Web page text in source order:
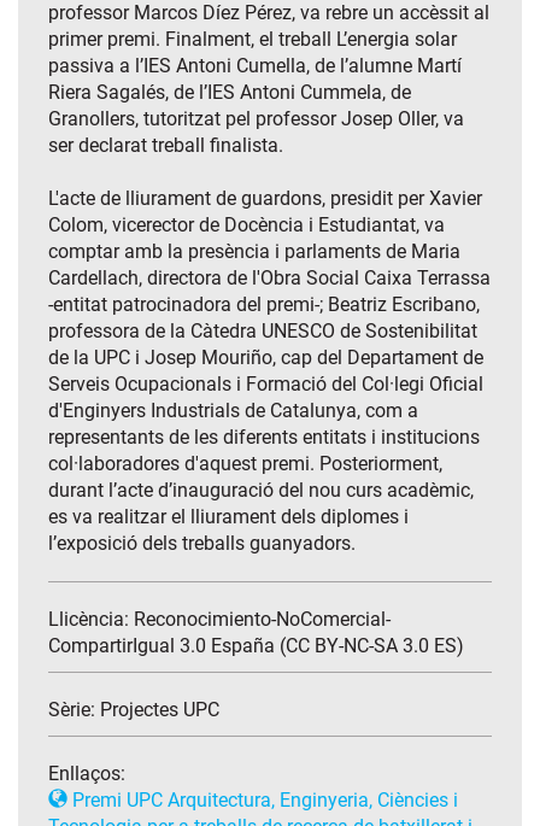
professor Marcos Díez Pérez, va rebre un accèssit al
primer premi. Finalment, el treball L’energia solar
passiva a l’IES Antoni Cumella, de l’alumne Martí
Riera Sagalés, de l’IES Antoni Cummela, de
Granollers, tutoritzat pel professor Josep Oller, va
ser declarat treball finalista.
L'acte de lliurament de guardons, presidit per Xavier
Colom, vicerector de Docència i Estudiantat, va
comptar amb la presència i parlaments de Maria
Cardellach, directora de l'Obra Social Caixa Terrassa
-entitat patrocinadora del premi-; Beatriz Escribano,
professora de la Càtedra UNESCO de Sostenibilitat
de la UPC i Josep Mouriño, cap del Departament de
Serveis Ocupacionals i Formació del Col·legi Oficial
d'Enginyers Industrials de Catalunya, com a
representants de les diferents entitats i institucions
col·laboradores d'aquest premi. Posteriorment,
durant l’acte d’inauguració del nou curs acadèmic,
es va realitzar el lliurament dels diplomes i
l’exposició dels treballs guanyadors.
Llicència: Reconocimiento-NoComercial-
CompartirIgual 3.0 España (CC BY-NC-SA 3.0 ES)
Sèrie: Projectes UPC
Enllaços:
Premi UPC Arquitectura, Enginyeria, Ciències i